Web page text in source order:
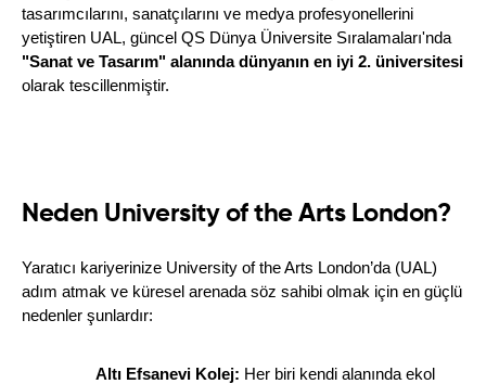
tasarımcılarını, sanatçılarını ve medya profesyonellerini
"Sanat ve Tasarım" alanında dünyanın en iyi 2. üniversitesi
olarak tescillenmiştir.
Neden University of the Arts London?
Yaratıcı kariyerinize University of the Arts London’da (UAL)
adım atmak ve küresel arenada söz sahibi olmak için en güçlü
nedenler şunlardır:
Altı Efsanevi Kolej: Her biri kendi alanında ekol